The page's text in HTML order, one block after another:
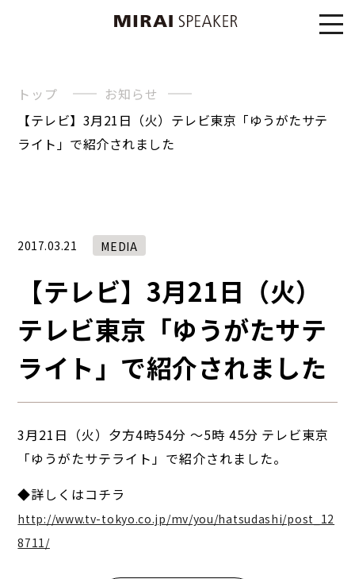
トップ
お知らせ
【テレビ】3月21日（火）テレビ東京「ゆうがたサテ
ライト」で紹介されました
2017.03.21 MEDIA
【テレビ】3月21日（火）
テレビ東京「ゆうがたサテ
ライト」で紹介されました
3月21日（火）夕方4時54分 ～5時 45分 テレビ東京
「ゆうがたサテライト」で紹介されました。
◆詳しくはコチラ
http://www.tv-tokyo.co.jp/mv/you/hatsudashi/post_12
8711/